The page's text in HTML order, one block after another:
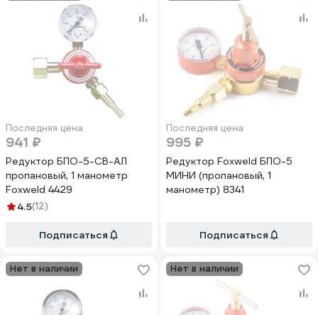
Последняя цена
941 ₽
Редуктор БПО-5-СВ-АЛ
пропановый, 1 манометр
Foxweld 4429
4.5(12)
Подписаться
Последняя цена
995 ₽
Редуктор Foxweld БПО-5
МИНИ (пропановый, 1
манометр) 8341
Подписаться
Нет в наличии Нет в наличии